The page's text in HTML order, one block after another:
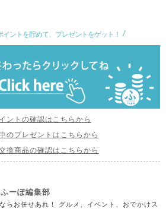
イントを貯めて、プレゼントをゲット！
ントの確認はこちらから
のプレゼントはこちらから
換商品の確認はこちらから
ーぽ編集部
らお任せあれ！ グルメ、イベント、おでかけス